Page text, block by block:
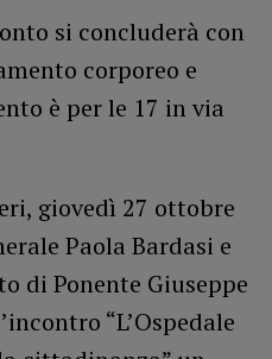
si concluderà con
corporeo e
è per le 17 in via
giovedì 27 ottobre
Paola Bardasi e
di Ponente Giuseppe
“L’Ospedale